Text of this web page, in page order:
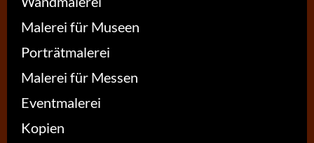
Malerei für Museen
Porträtmalerei
Malerei für Messen
Eventmalerei
Kopien